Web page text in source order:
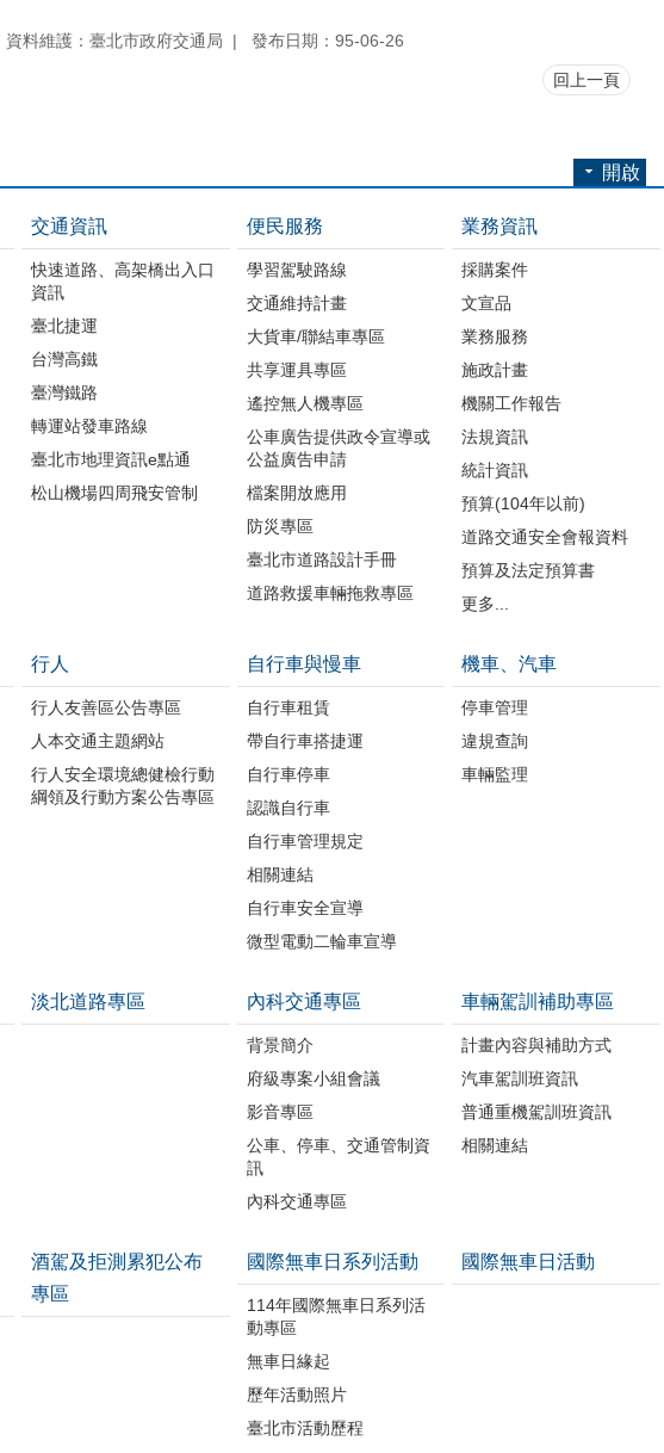
資料維護：臺北市政府交通局 發布日期：95-06-26
回上一頁
開啟
交通資訊
快速道路、高架橋出入口
資訊
臺北捷運
台灣高鐵
臺灣鐵路
轉運站發車路線
臺北市地理資訊e點通
松山機場四周飛安管制
便民服務
學習駕駛路線
交通維持計畫
大貨車/聯結車專區
共享運具專區
遙控無人機專區
公車廣告提供政令宣導或
公益廣告申請
檔案開放應用
防災專區
臺北市道路設計手冊
道路救援車輛拖救專區
業務資訊
採購案件
文宣品
業務服務
施政計畫
機關工作報告
法規資訊
統計資訊
預算(104年以前)
道路交通安全會報資料
預算及法定預算書
更多...
行人
行人友善區公告專區
人本交通主題網站
行人安全環境總健檢行動
綱領及行動方案公告專區
自行車與慢車
自行車租賃
帶自行車搭捷運
自行車停車
認識自行車
自行車管理規定
相關連結
自行車安全宣導
微型電動二輪車宣導
機車、汽車
停車管理
違規查詢
車輛監理
淡北道路專區 內科交通專區
背景簡介
府級專案小組會議
影音專區
公車、停車、交通管制資
訊
內科交通專區
車輛駕訓補助專區
計畫內容與補助方式
汽車駕訓班資訊
普通重機駕訓班資訊
相關連結
酒駕及拒測累犯公布
專區
國際無車日系列活動
114年國際無車日系列活
動專區
無車日緣起
歷年活動照片
臺北市活動歷程
國際無車日活動